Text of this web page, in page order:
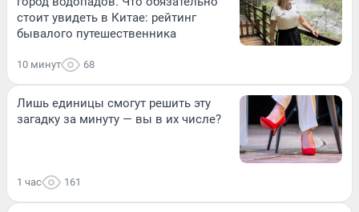
стоит увидеть в Китае: рейтинг
бывалого путешественника
10 минут 68
Лишь единицы смогут решить эту
загадку за минуту — вы в их числе?
1 час 161